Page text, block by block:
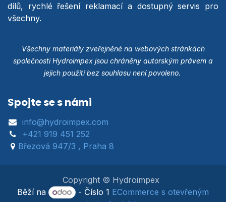
dílů, rychlé řešení reklamací a dostupný servis pro
všechny.
Všechny materiály zveřejněné na webových stránkách
společnosti Hydroimpex jsou chráněny autorským právem a
jejich použití bez souhlasu není povoleno.
Spojte se s námi
info@hydroimpex.com
+421 919 451 252
Březová 947/3 , Praha 8
Copyright © Hydroimpex
Běží na
- Číslo 1 ECommerce s otevřeným